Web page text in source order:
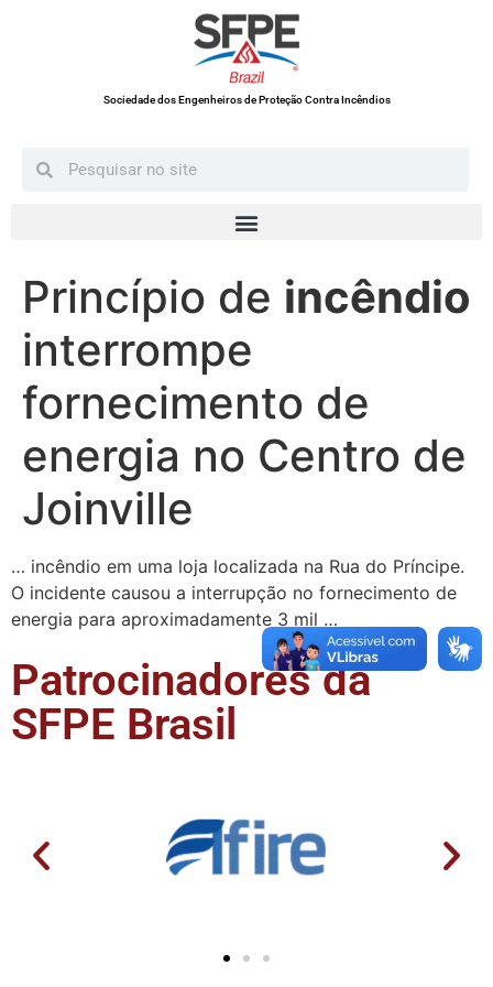
Sociedade dos Engenheiros de Proteção Contra Incêndios
Princípio de incêndio
interrompe
fornecimento de
energia no Centro de
Joinville
… incêndio em uma loja localizada na Rua do Príncipe.
O incidente causou a interrupção no fornecimento de
energia para aproximadamente 3 mil …
Patrocinadores da
SFPE Brasil